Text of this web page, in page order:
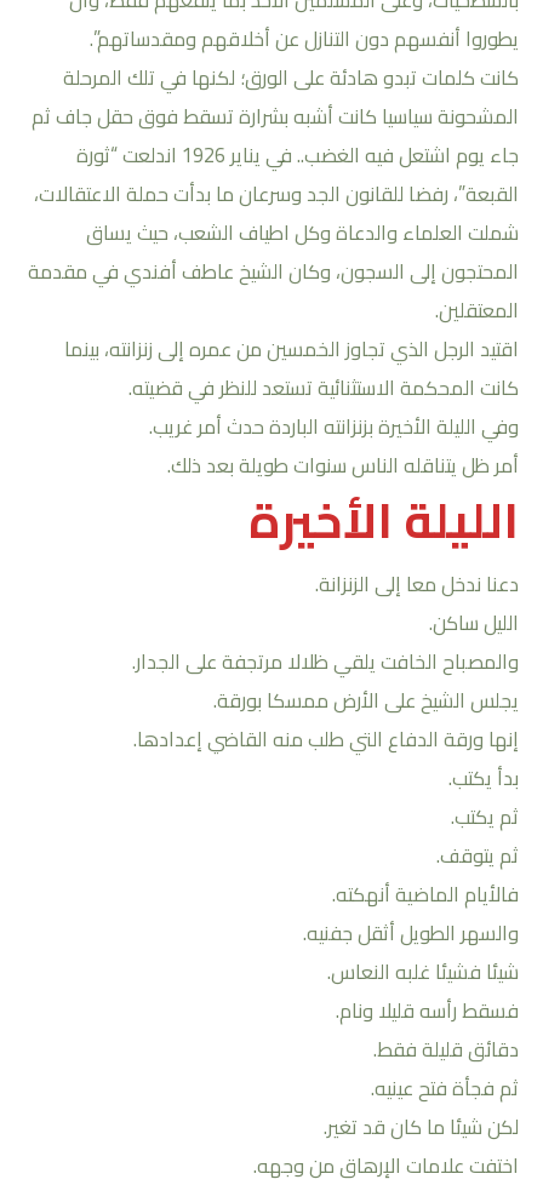
يطوروا أنفسهم دون التنازل عن أخلاقهم ومقدساتهم”.
كانت كلمات تبدو هادئة على الورق؛ لكنها في تلك المرحلة
المشحونة سياسيا كانت أشبه بشرارة تسقط فوق حقل جاف ثم
جاء يوم اشتعل فيه الغضب.. في يناير 1926 اندلعت “ثورة
القبعة”، رفضا للقانون الجد وسرعان ما بدأت حملة الاعتقالات،
شملت العلماء والدعاة وكل اطياف الشعب، حيث يساق
المحتجون إلى السجون، وكان الشيخ عاطف أفندي في مقدمة
المعتقلين.
اقتيد الرجل الذي تجاوز الخمسين من عمره إلى زنزانته، بينما
كانت المحكمة الاستثنائية تستعد للنظر في قضيته.
وفي الليلة الأخيرة بزنزانته الباردة حدث أمر غريب.
أمر ظل يتناقله الناس سنوات طويلة بعد ذلك.
الليلة الأخيرة
دعنا ندخل معا إلى الزنزانة.
الليل ساكن.
والمصباح الخافت يلقي ظلالا مرتجفة على الجدار.
يجلس الشيخ على الأرض ممسكا بورقة.
إنها ورقة الدفاع التي طلب منه القاضي إعدادها.
بدأ يكتب.
ثم يكتب.
ثم يتوقف.
فالأيام الماضية أنهكته.
والسهر الطويل أثقل جفنيه.
شيئا فشيئا غلبه النعاس.
فسقط رأسه قليلا ونام.
دقائق قليلة فقط.
ثم فجأة فتح عينيه.
لكن شيئا ما كان قد تغير.
اختفت علامات الإرهاق من وجهه.